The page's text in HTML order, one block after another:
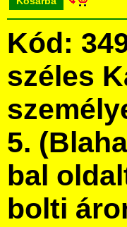
Kód:
széles
5.
bal
bolti